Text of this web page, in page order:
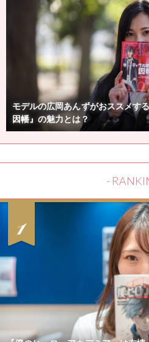
モデルの広岡あんずがおススメす
因幡』の魅力とは？
-